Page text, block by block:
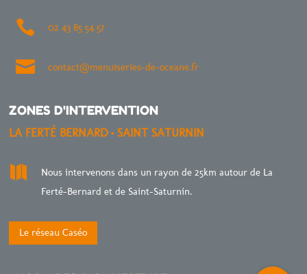
 02 43 85 54 57
 contact@menuiseries-de-oceane.fr
ZONES D'INTERVENTION
LA FERTÉ BERNARD • SAINT SATURNIN

Nous intervenons dans un rayon de 25km autour de La
Ferté-Bernard et de Saint-Saturnin.
Le réseau Caséo